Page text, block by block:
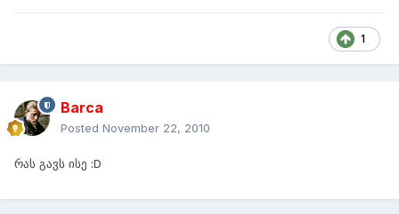
1
Barca
Posted November 22, 2010
რას გავს ისე :D